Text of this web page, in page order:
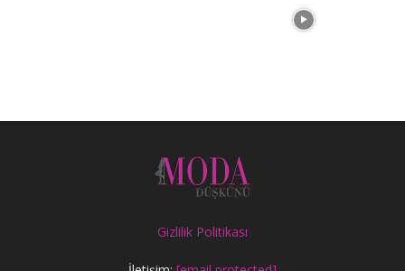
Gizlilik Politikası